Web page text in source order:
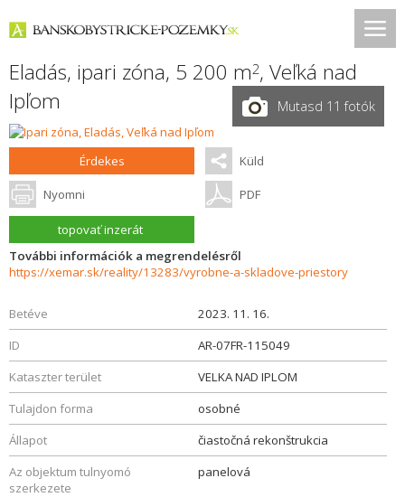
Eladás, ipari zóna, 5 200 m2, Veľká nad
Ipľom
Mutasd 11 fotók
Érdekes Küld
Nyomni PDF
topovať inzerát
További információk a megrendelésről
https://xemar.sk/reality/13283/vyrobne-a-skladove-priestory
Betéve
2023. 11. 16.
ID
AR-07FR-115049
Kataszter terület
VELKA NAD IPLOM
Tulajdon forma
osobné
Állapot
čiastočná rekonštrukcia
Az objektum tulnyomó
szerkezete
panelová